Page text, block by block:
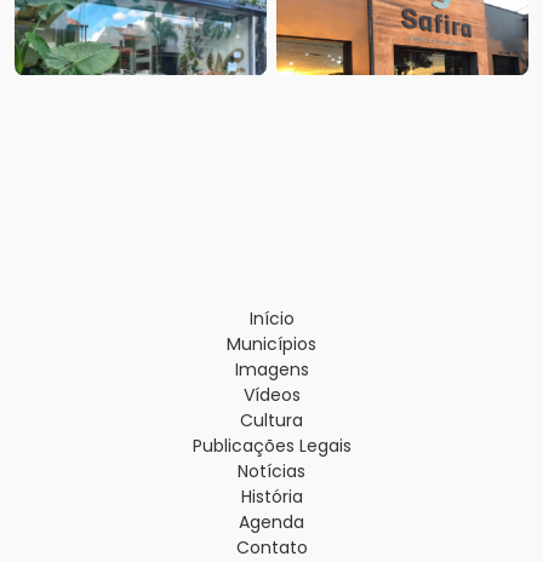
Início
Municípios
Imagens
Vídeos
Cultura
Publicações Legais
Notícias
História
Agenda
Contato